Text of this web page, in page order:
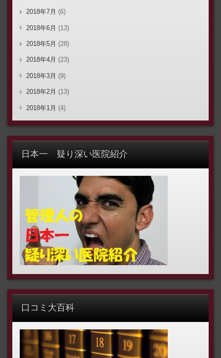
2018年7月 (6)
2018年6月 (13)
2018年5月 (28)
2018年4月 (23)
2018年3月 (9)
2018年2月 (13)
2018年1月 (4)
日本一 疑り深い医院紹介
口コミ大百科